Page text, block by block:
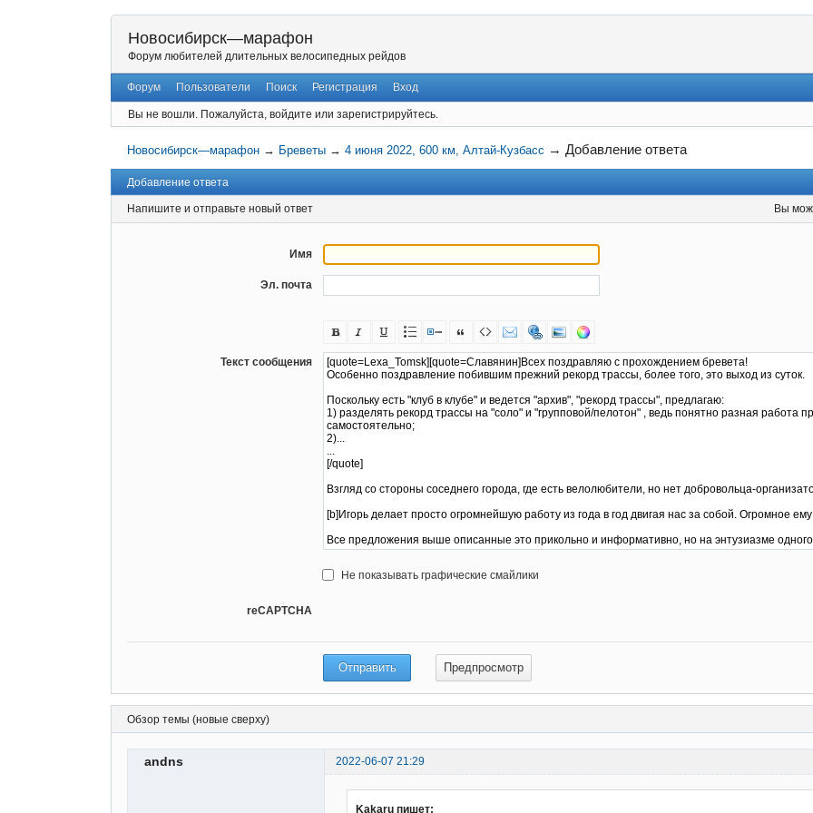
Новосибирск—марафон
Форум любителей длительных велосипедных рейдов
Форум Пользователи Поиск Регистрация Вход
Вы не вошли. Пожалуйста, войдите или зарегистрируйтесь.
Новосибирск—марафон → Бреветы →4 июня 2022, 600 км, Алтай-Кузбасс →Добавление ответа
Добавление ответа
Напишите и отправьте новый ответ Вы
Имя
Эл. почта
Текст сообщения
Не показывать графические смайлики
reCAPTCHA
Обзор темы (новые сверху)
andns 2022-06-07 21:29
Kakaru пишет: